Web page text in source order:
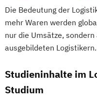
Die Bedeutung der
mehr Waren werden
nur die Umsätze,
ausgebildeten Logistikern.
Studieninhalte im
Studium